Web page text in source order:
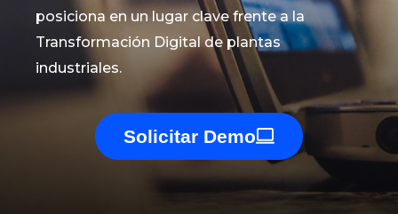
posiciona en un lugar clave frente a la
Transformación Digital de plantas
industriales.
Solicitar Demo